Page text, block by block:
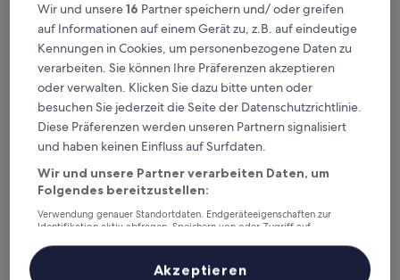
South Sands Hotel
South Sands Hotel
3.0-
Sterne-
10 km von Start Point Lighthouse entfernt
9.4
von
10,
Außergewöhnlich,
(187
Bewertungen)
9,4/10 Außergewöhnlich (187 Bewertungen)
Preis
287 €
inkl. Steuern & Gebühren
1. Sept.–2. Sept.
Bayards Cove Inn
Wir und unsere16 Partner speichern und/ oder greifen
auf Informationen auf einem Gerät zu, z.B. auf eindeutige
Kennungen in Cookies, um personenbezogene Daten zu
verarbeiten. Sie können Ihre Präferenzen akzeptieren
oder verwalten. Klicken Sie dazu bitte unten oder
besuchen Sie jederzeit die Seite der Datenschutzrichtlinie.
Diese Präferenzen werden unseren Partnern signalisiert
und haben keinen Einfluss auf Surfdaten.
Wir und unsere Partner verarbeiten Daten, um
Folgendes bereitzustellen:
Verwendung genauer Standortdaten. Endgeräteeigenschaften zur
Identifikation aktiv abfragen. Speichern von oder Zugriff auf
Inhalte, Messung von Werbeleistung und der Performance von Inhalten,
Zielgruppenforschung sowie Entwicklung und Verbesserung von
Akzeptieren